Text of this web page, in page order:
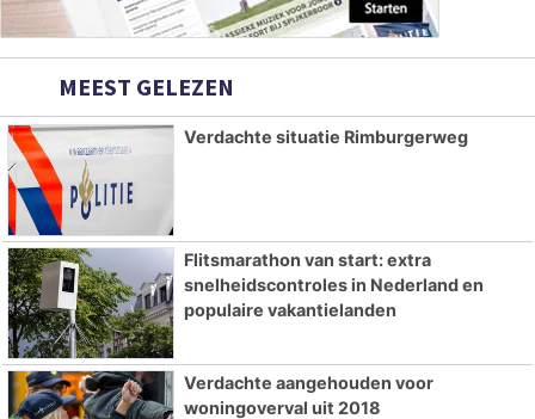
MEEST GELEZEN
Verdachte situatie Rimburgerweg
Flitsmarathon van start: extra
snelheidscontroles in Nederland en
populaire vakantielanden
Verdachte aangehouden voor
woningoverval uit 2018